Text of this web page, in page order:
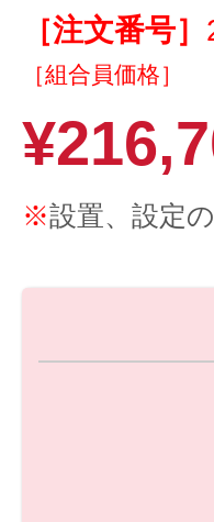
［注文番号］
［組合員価格］
※設置、設定